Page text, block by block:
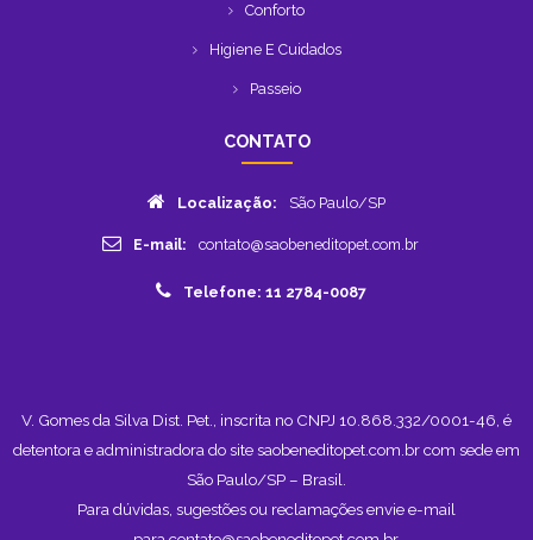
Conforto
Higiene E Cuidados
Passeio
CONTATO
Localização: São Paulo/SP
E-mail: contato@saobeneditopet.com.br
Telefone: 11 2784-0087
V. Gomes da Silva Dist. Pet., inscrita no CNPJ 10.868.332/0001-46, é
detentora e administradora do site saobeneditopet.com.br com sede em
São Paulo/SP – Brasil.
Para dúvidas, sugestões ou reclamações envie e-mail